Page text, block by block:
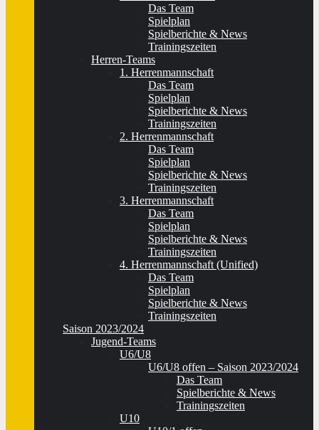
Das Team
Spielplan
Spielberichte & News
Trainingszeiten
Herren-Teams
1. Herrenmannschaft
Das Team
Spielplan
Spielberichte & News
Trainingszeiten
2. Herrenmannschaft
Das Team
Spielplan
Spielberichte & News
Trainingszeiten
3. Herrenmannschaft
Das Team
Spielplan
Spielberichte & News
Trainingszeiten
4. Herrenmannschaft (Unified)
Das Team
Spielplan
Spielberichte & News
Trainingszeiten
Saison 2023/2024
Jugend-Teams
U6/U8
U6/U8 offen – Saison 2023/2024
Das Team
Spielberichte & News
Trainingszeiten
U10